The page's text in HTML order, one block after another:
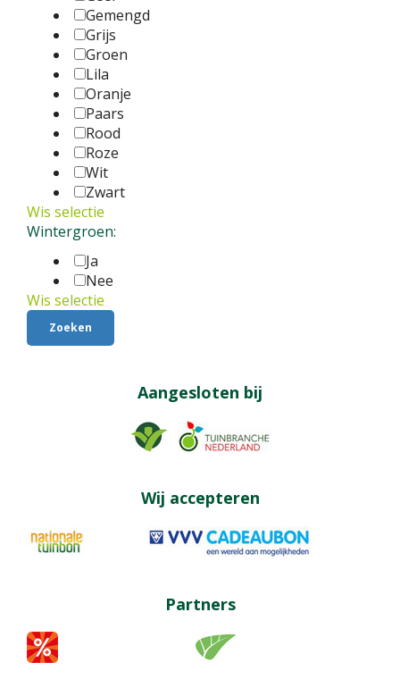
Gemengd
Grijs
Groen
Lila
Oranje
Paars
Rood
Roze
Wit
Zwart
Wis selectie
Wintergroen:
Ja
Nee
Wis selectie
Aangesloten bij
Wij accepteren
Partners